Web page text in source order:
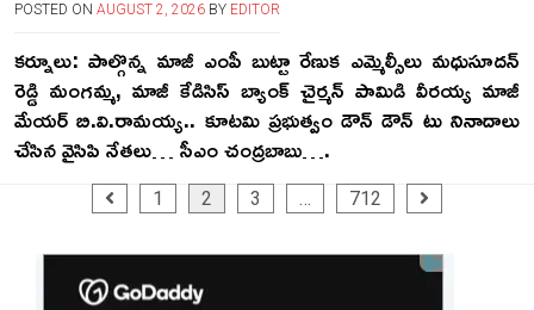
POSTED ON AUGUST 2, 2026 BY EDITOR
కర్నూలు: పాల్గొన్న మాజీ ఎంపీ బుట్టా రేణుక ఎమ్మెల్సీలు మధుసూదన్
రెడ్డి మంగమ్మ, మాజీ కేడిసిస్ బ్యాంక్ చైర్మన్ పామిడి వీరయ్య మాజీ
మేయర్ బి.వి.రామయ్య.. కూటమి ప్రభుత్వం డౌన్ డౌన్ టు నినాదాలు
చేసిన వైసిపి నేతలు… సీఎం చంద్రబాబు….
Posts 1 2 3 … 712